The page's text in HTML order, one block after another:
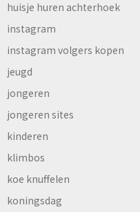
huisje huren achterhoek
instagram
instagram volgers kopen
jeugd
jongeren
jongeren sites
kinderen
klimbos
koe knuffelen
koningsdag